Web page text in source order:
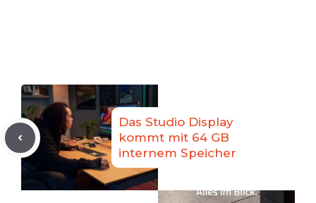
Das Studio Display
kommt mit 64 GB
internem Speicher